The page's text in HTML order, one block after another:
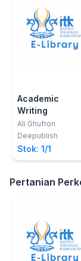
Academic
Writing
Ali Ghufron
Deepublish
Stok: 1/1